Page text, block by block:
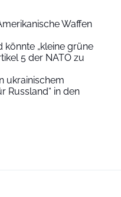
Waffen
könnte „kleine grüne
5 der NATO zu
ukrainischem
Russland“ in den